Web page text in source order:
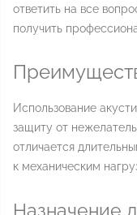
ответить на все
получить
Использование
защиту от
отличается
к механическим
Назначение